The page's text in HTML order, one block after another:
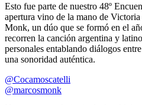
Esto fue parte de nuestro 48º
apertura vino de la mano de
Monk, un dúo que se formó en el
recorren la canción argentina y
personales entablando diálogos
una sonoridad auténtica.
@Cocamoscatelli
@marcosmonk